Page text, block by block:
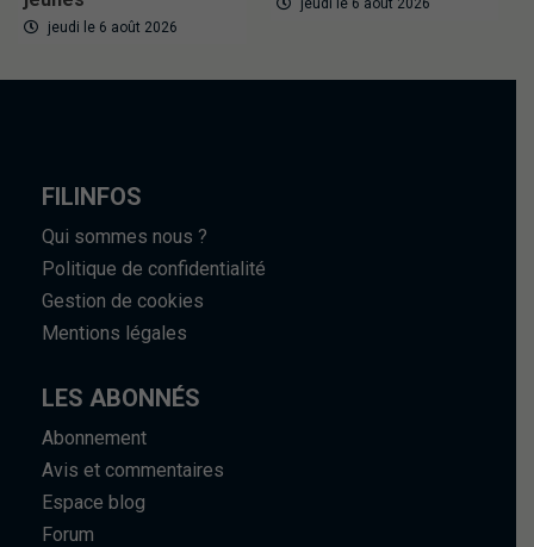
jeudi le 6 août 2026
FILINFOS
Qui sommes nous ?
Politique de confidentialité
Gestion de cookies
Mentions légales
LES ABONNÉS
Abonnement
Avis et commentaires
Espace blog
Forum